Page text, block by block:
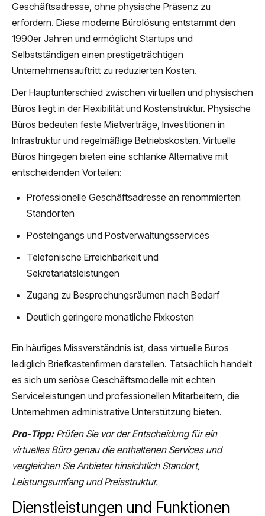
Geschäftsadresse, ohne physische Präsenz zu
erfordern. Diese moderne Bürolösung entstammt den
1990er Jahren und ermöglicht Startups und
Selbstständigen einen prestigeträchtigen
Unternehmensauftritt zu reduzierten Kosten.
Der Hauptunterschied zwischen virtuellen und physischen
Büros liegt in der Flexibilität und Kostenstruktur. Physische
Büros bedeuten feste Mietverträge, Investitionen in
Infrastruktur und regelmäßige Betriebskosten. Virtuelle
Büros hingegen bieten eine schlanke Alternative mit
entscheidenden Vorteilen:
Professionelle Geschäftsadresse an renommierten
Standorten
Posteingangs und Postverwaltungsservices
Telefonische Erreichbarkeit und
Sekretariatsleistungen
Zugang zu Besprechungsräumen nach Bedarf
Deutlich geringere monatliche Fixkosten
Ein häufiges Missverständnis ist, dass virtuelle Büros
lediglich Briefkastenfirmen darstellen. Tatsächlich handelt
es sich um seriöse Geschäftsmodelle mit echten
Serviceleistungen und professionellen Mitarbeitern, die
Unternehmen administrative Unterstützung bieten.
Pro-Tipp: Prüfen Sie vor der Entscheidung für ein
virtuelles Büro genau die enthaltenen Services und
vergleichen Sie Anbieter hinsichtlich Standort,
Leistungsumfang und Preisstruktur.
Dienstleistungen und Funktionen